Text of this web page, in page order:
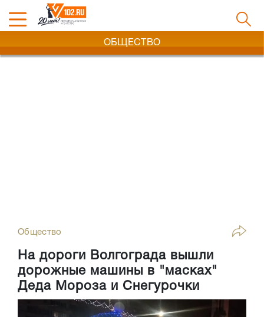
ОБЩЕСТВО
Общество
На дороги Волгограда вышли
дорожные машины в "масках"
Деда Мороза и Снегурочки